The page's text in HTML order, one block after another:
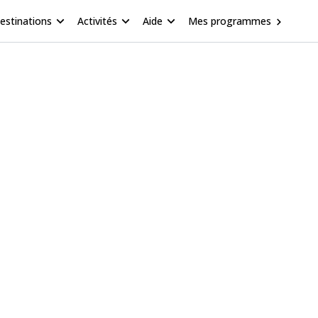
Activités Aide Mes programmes